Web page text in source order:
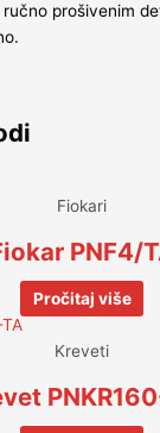
prošivenim
Fiokari
PNF4/
Pročitaj više
Kreveti